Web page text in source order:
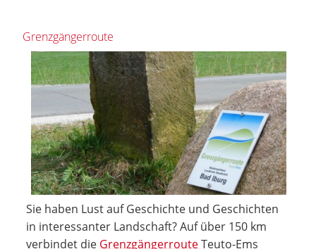
Grenzgängerroute
Sie haben Lust auf Geschichte und Geschichten
in interessanter Landschaft? Auf über 150 km
verbindet die GrenzgängerrouteTeuto-Ems